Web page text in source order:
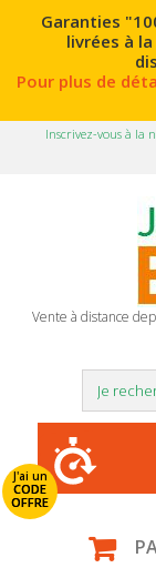
Garanties
livrées à
Pour plus de
Inscrivez-vous à la
Vente à distance
J'ai un
CODE
OFFRE